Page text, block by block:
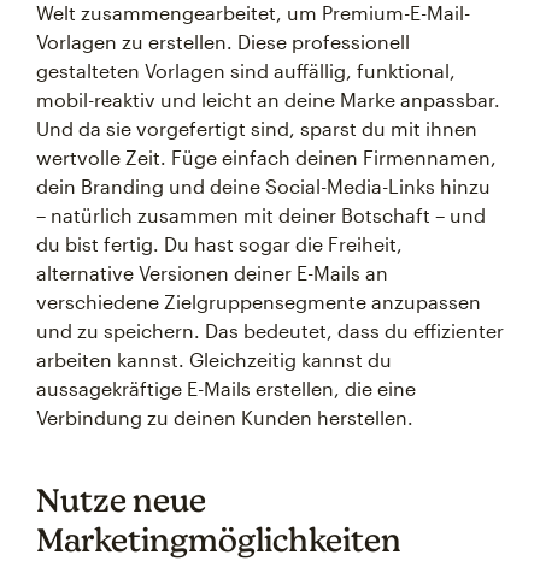
Welt zusammengearbeitet, um Premium-E-Mail-
Vorlagen zu erstellen. Diese professionell
gestalteten Vorlagen sind auffällig, funktional,
mobil-reaktiv und leicht an deine Marke anpassbar.
Und da sie vorgefertigt sind, sparst du mit ihnen
wertvolle Zeit. Füge einfach deinen Firmennamen,
dein Branding und deine Social-Media-Links hinzu
– natürlich zusammen mit deiner Botschaft – und
du bist fertig. Du hast sogar die Freiheit,
alternative Versionen deiner E-Mails an
verschiedene Zielgruppensegmente anzupassen
und zu speichern. Das bedeutet, dass du effizienter
arbeiten kannst. Gleichzeitig kannst du
aussagekräftige E-Mails erstellen, die eine
Verbindung zu deinen Kunden herstellen.
Nutze neue
Marketingmöglichkeiten